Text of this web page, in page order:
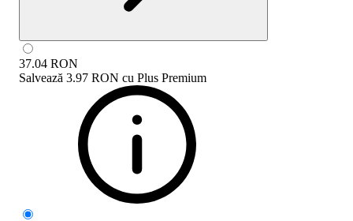
37.04 RON
Salvează 3.97 RON cu Plus Premium